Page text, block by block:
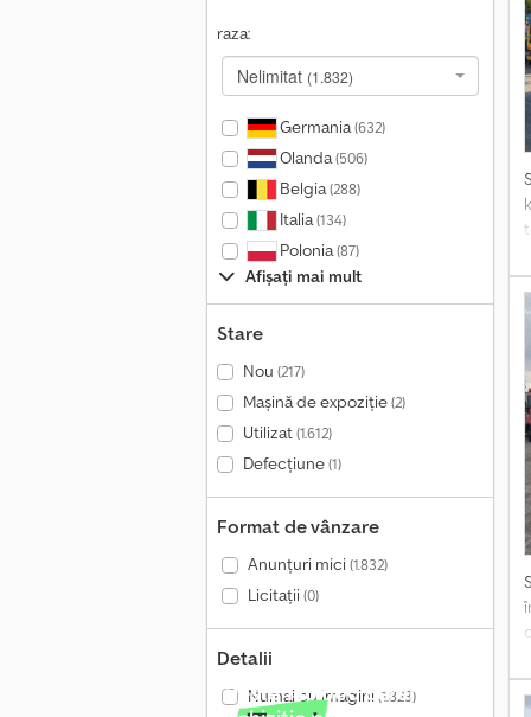
raza:
Nelimitat (1.832)
Germania(632)
Olanda(506)
Belgia(288)
Italia(134)
Polonia(87)
Afișați mai mult
Stare
Nou (217)
Mașină de expoziție(2)
Utilizat(1.612)
Defecțiune(1)
Format de vânzare
Anunțuri mici(1.832)
Licitații(0)
Detalii
Numai cu imagini (1.823)
Peste 140.000 cereri de